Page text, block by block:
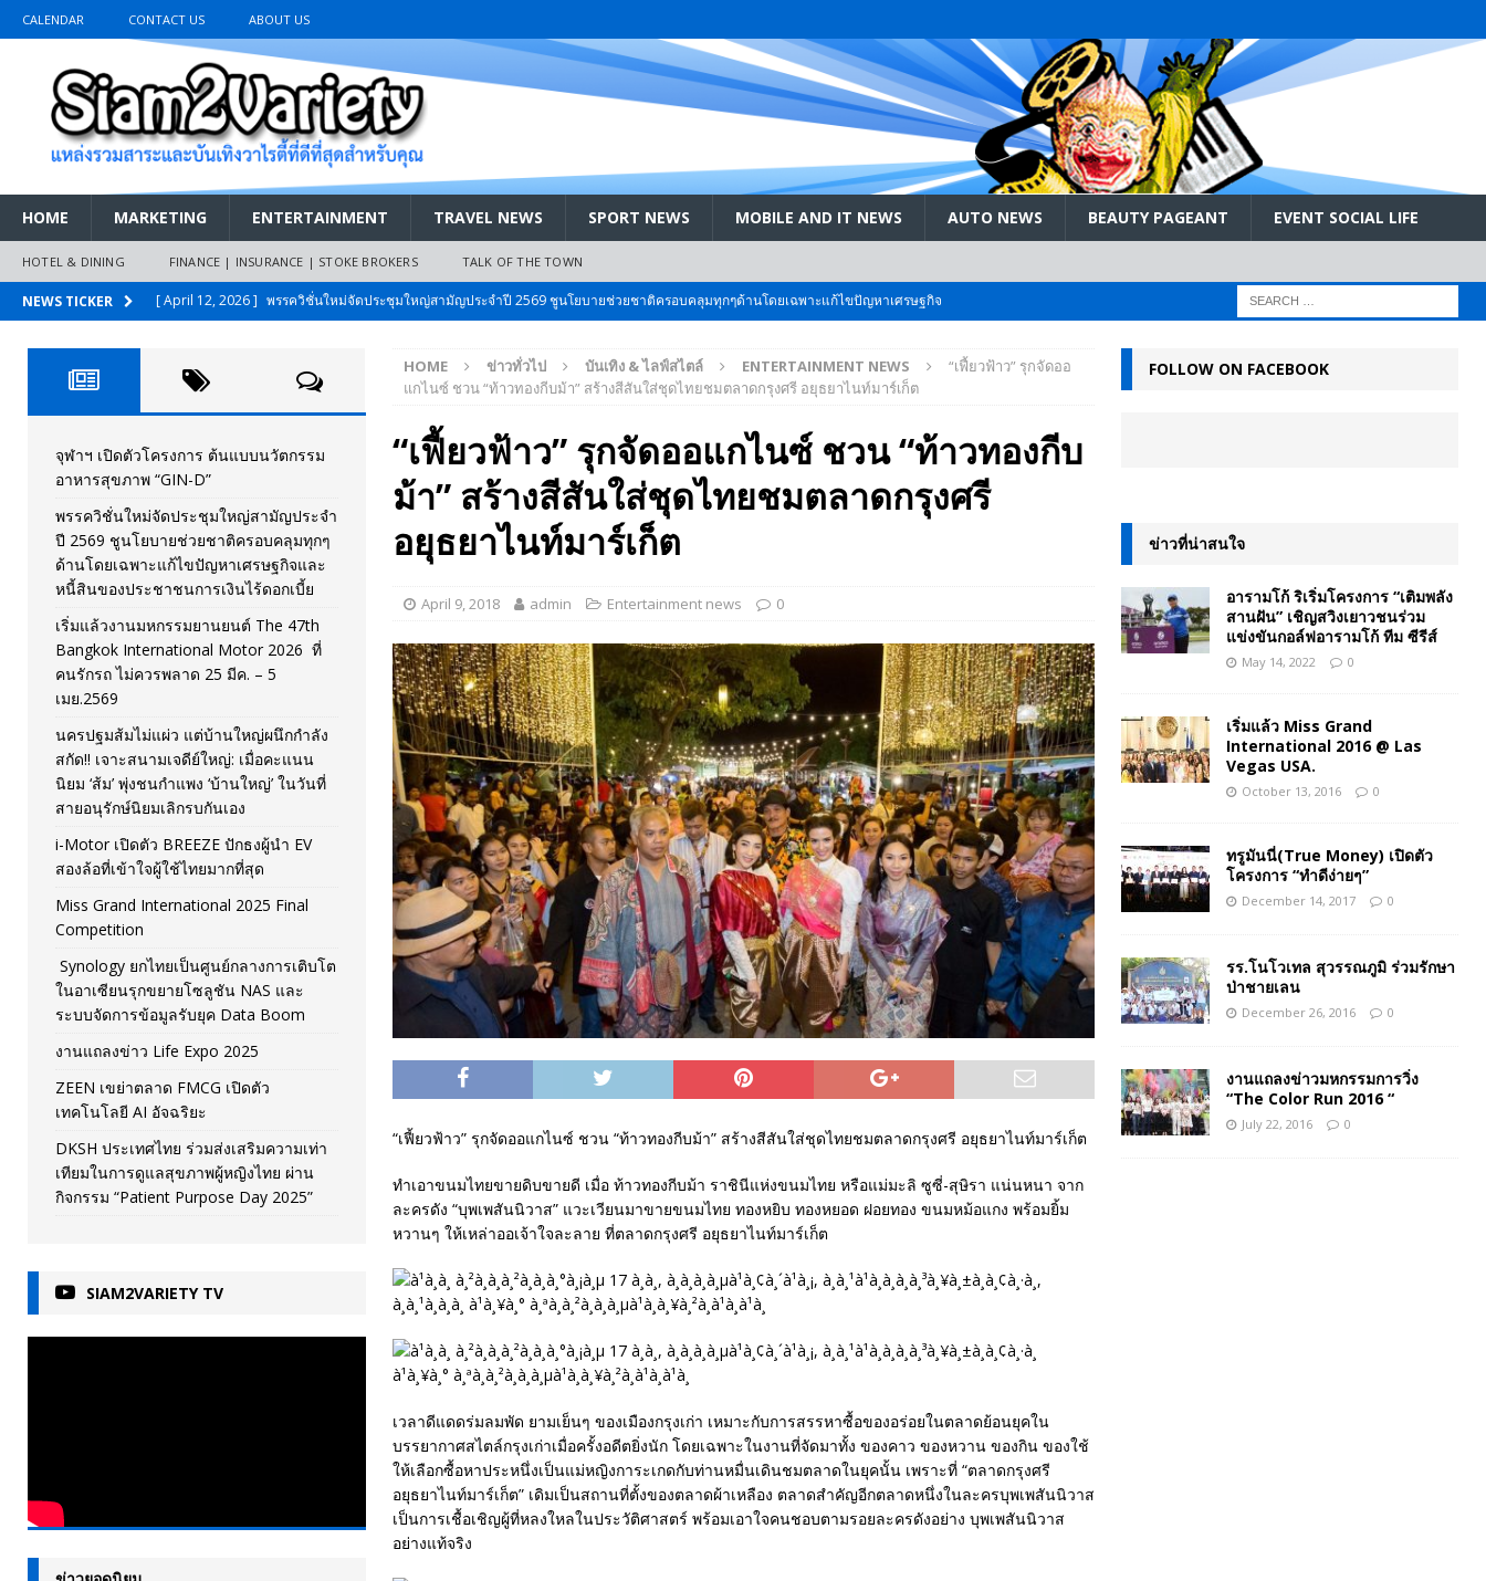
CALENDAR CONTACT US ABOUT US
HOME MARKETING ENTERTAINMENT TRAVEL NEWS SPORT NEWS MOBILE AND IT NEWS AUTO NEWS BEAUTY PAGEANT EVENT SOCIAL LIFE
HOTEL & DINING FINANCE | INSURANCE | STOKE BROKERS TALK OF THE TOWN
NEWS TICKER [ April 12, 2026 ] พรรควิชั่นใหม่จัดประชุมใหญ่สามัญประจำปี 2569 ชูนโยบายช่วยชาติครอบคลุมทุกๆด้านโดยเฉพาะแก้ไขปัญหาเศรษฐกิจ
[ March 26, 2026 ]
เริ่มแล้วงานมหกรรมยานยนต์ The 47th Bangkok International Motor 2026 ที่คนรักรถ ไม่ควรพลาด 25 มีค. – 5
เมย.2569
AUTO NEWS
[ February 10, 2026 ] นครปฐมส้มไม่แผ่ว แต่บ้านใหญ่ผนึกกำลัง สกัด!! เจาะสนามเจดีย์ใหญ่: เมื่อคะแนนนิยม ‘ส้ม’ พุ่งชนกำแพง ‘บ้านใหญ่’ ใน
วันที่สายอนุรักษ์นิยมเลิกรบกันเอง
PR NEWS
[ November 26, 2025 ] i-Motor เปิดตัว BREEZE ปักธงผู้นำ EV สองล้อที่เข้าใจผู้ใช้ไทยมากที่สุด
[ April 30, 2026 ] จุฬาฯ เปิดตัวโครงการ ต้นแบบนวัตกรรมอาหารสุขภาพ “GIN-D”
HOME ข่าวทั่วไป บันเทิง & ไลฟ์สไตล์ ENTERTAINMENT NEWS
“เฟี้ยวฟ้าว” รุกจัดออ
แกไนซ์ ชวน “ท้าวทองกีบม้า” สร้างสีสันใส่ชุดไทยชมตลาดกรุงศรี อยุธยาไนท์มาร์เก็ต
“เฟี้ยวฟ้าว” รุกจัดออแกไนซ์ ชวน “ท้าวทองกีบ
ม้า” สร้างสีสันใส่ชุดไทยชมตลาดกรุงศรี
อยุธยาไนท์มาร์เก็ต
April 9, 2018 admin Entertainment news 0
“เฟี้ยวฟ้าว” รุกจัดออแกไนซ์ ชวน “ท้าวทองกีบม้า” สร้างสีสันใส่ชุดไทยชมตลาดกรุงศรี อยุธยาไนท์มาร์เก็ต
ทำเอาขนมไทยขายดิบขายดี เมื่อ ท้าวทองกีบม้า ราชินีแห่งขนมไทย หรือแม่มะลิ ซูซี่-สุษิรา แน่นหนา จาก
ละครดัง “บุพเพสันนิวาส” แวะเวียนมาขายขนมไทย ทองหยิบ ทองหยอด ฝอยทอง ขนมหม้อแกง พร้อมยิ้ม
หวานๆ ให้เหล่าออเจ้าใจละลาย ที่ตลาดกรุงศรี อยุธยาไนท์มาร์เก็ต
เวลาดีแดดร่มลมพัด ยามเย็นๆ ของเมืองกรุงเก่า เหมาะกับการสรรหาซื้อของอร่อยในตลาดย้อนยุคใน
บรรยากาศสไตล์กรุงเก่าเมื่อครั้งอดีตยิ่งนัก โดยเฉพาะในงานที่จัดมาทั้ง ของคาว ของหวาน ของกิน ของใช้
ให้เลือกซื้อหาประหนึ่งเป็นแม่หญิงการะเกดกับท่านหมื่นเดินชมตลาดในยุคนั้น เพราะที่ “ตลาดกรุงศรี
อยุธยาไนท์มาร์เก็ต” เดิมเป็นสถานที่ตั้งของตลาดผ้าเหลือง ตลาดสำคัญอีกตลาดหนึ่งในละครบุพเพสันนิวาส
เป็นการเชื้อเชิญผู้ที่หลงใหลในประวัติศาสตร์ พร้อมเอาใจคนชอบตามรอยละครดังอย่าง บุพเพสันนิวาส
อย่างแท้จริง
จุฬาฯ เปิดตัวโครงการ ต้นแบบนวัตกรรม
อาหารสุขภาพ “GIN-D”
พรรควิชั่นใหม่จัดประชุมใหญ่สามัญประจำ
ปี 2569 ชูนโยบายช่วยชาติครอบคลุมทุกๆ
ด้านโดยเฉพาะแก้ไขปัญหาเศรษฐกิจและ
หนี้สินของประชาชนการเงินไร้ดอกเบี้ย
เริ่มแล้วงานมหกรรมยานยนต์ The 47th
Bangkok International Motor 2026 ที่
คนรักรถ ไม่ควรพลาด 25 มีค. – 5
เมย.2569
นครปฐมส้มไม่แผ่ว แต่บ้านใหญ่ผนึกกำลัง
สกัด!! เจาะสนามเจดีย์ใหญ่: เมื่อคะแนน
นิยม ‘ส้ม’ พุ่งชนกำแพง ‘บ้านใหญ่’ ในวันที่
สายอนุรักษ์นิยมเลิกรบกันเอง
i-Motor เปิดตัว BREEZE ปักธงผู้นำ EV
สองล้อที่เข้าใจผู้ใช้ไทยมากที่สุด
Miss Grand International 2025 Final
Competition
Synology ยกไทยเป็นศูนย์กลางการเติบโต
ในอาเซียนรุกขยายโซลูชัน NAS และ
ระบบจัดการข้อมูลรับยุค Data Boom
งานแถลงข่าว Life Expo 2025
ZEEN เขย่าตลาด FMCG เปิดตัว
เทคโนโลยี AI อัจฉริยะ
DKSH ประเทศไทย ร่วมส่งเสริมความเท่า
เทียมในการดูแลสุขภาพผู้หญิงไทย ผ่าน
กิจกรรม “Patient Purpose Day 2025”
SIAM2VARIETY TV
FOLLOW ON FACEBOOK
ข่าวที่น่าสนใจ
อารามโก้ ริเริ่มโครงการ “เติมพลัง
สานฝัน” เชิญสวิงเยาวชนร่วม
แข่งขันกอล์ฟอารามโก้ ทีม ซีรีส์
May 14, 2022 0
เริ่มแล้ว Miss Grand
International 2016 @ Las
Vegas USA.
October 13, 2016 0
ทรูมันนี่(True Money) เปิดตัว
โครงการ “ทำดีง่ายๆ”
December 14, 2017 0
รร.โนโวเทล สุวรรณภูมิ ร่วมรักษา
ป่าชายเลน
December 26, 2016 0
งานแถลงข่าวมหกรรมการวิ่ง
“The Color Run 2016 “
July 22, 2016 0